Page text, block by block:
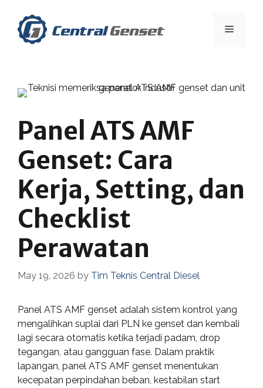
content
Menu
Panel ATS AMF
Genset: Cara
Kerja, Setting, dan
Checklist
Perawatan
May 19, 2026 by Tim Teknis Central Diesel
Panel ATS AMF genset adalah sistem kontrol yang
mengalihkan suplai dari PLN ke genset dan kembali
lagi secara otomatis ketika terjadi padam, drop
tegangan, atau gangguan fase. Dalam praktik
lapangan, panel ATS AMF genset menentukan
kecepatan perpindahan beban, kestabilan start